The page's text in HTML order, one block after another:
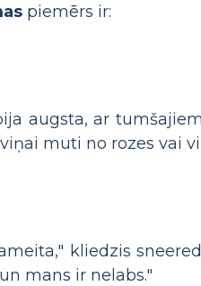
piemērs ir:
augsta, ar
muti no rozes vai
kliedzis
mans ir nelabs."